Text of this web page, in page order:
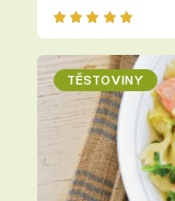
TĚSTOVINY